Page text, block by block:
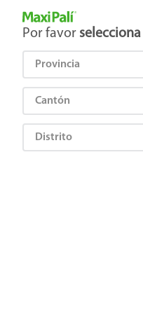
Tienda Maxi Palí
Por favor selecciona
Provincia
Cantón
Distrito